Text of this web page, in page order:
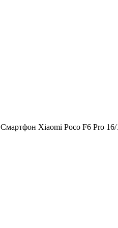
Смартфон Xiaomi Poco F6 Pro